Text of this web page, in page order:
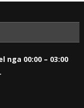
00:00 – 03:00